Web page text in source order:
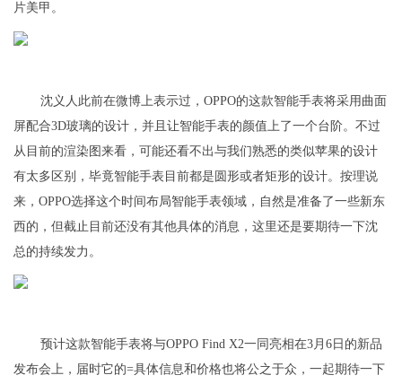
片美甲。
沈义人此前在微博上表示过，OPPO的这款智能手表将采用曲面
屏配合3D玻璃的设计，并且让智能手表的颜值上了一个台阶。不过
从目前的渲染图来看，可能还看不出与我们熟悉的类似苹果的设计
有太多区别，毕竟智能手表目前都是圆形或者矩形的设计。按理说
来，OPPO选择这个时间布局智能手表领域，自然是准备了一些新东
西的，但截止目前还没有其他具体的消息，这里还是要期待一下沈
总的持续发力。
预计这款智能手表将与OPPO Find X2一同亮相在3月6日的新品
发布会上，届时它的=具体信息和价格也将公之于众，一起期待一下